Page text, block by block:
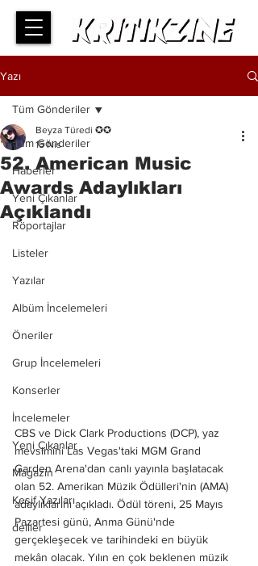
Yazı
Tüm Gönderiler
Haberler
Yeni Çıkanlar
Röportajlar
Listeler
Yazılar
Albüm İncelemeleri
Öneriler
Grup İncelemeleri
Konserler
İncelemeler
Yeni Çıkanlar
Magazin
Keşif Yazıları
deliler
Tüm Gönderiler
52. American Music
Awards Adaylıkları
Açıklandı
Beyza Türedi ✪✪
15 Nis
CBS ve Dick Clark Productions (DCP), yaz
mevsimini Las Vegas'taki MGM Grand
Garden Arena'dan canlı yayınla başlatacak
olan 52. Amerikan Müzik Ödülleri'nin (AMA)
adaylıklarını açıkladı. Ödül töreni, 25 Mayıs
Pazartesi günü, Anma Günü'nde
gerçekleşecek ve tarihindeki en büyük
mekân olacak. Yılın en çok beklenen müzik